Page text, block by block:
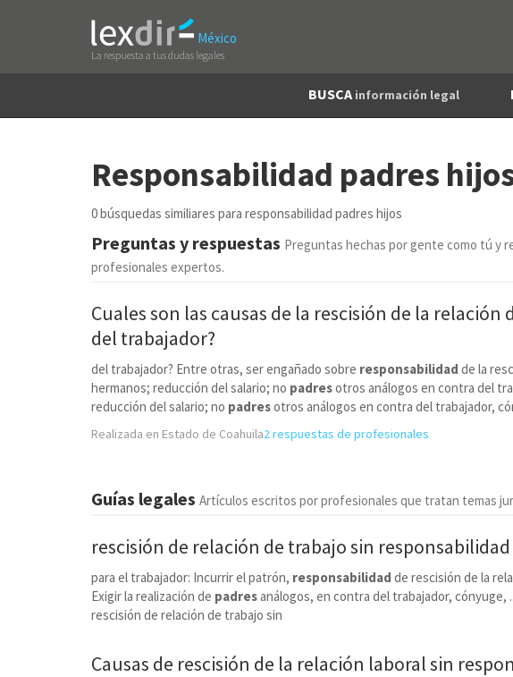
México
La respuesta a tus dudas legales
BUSCA información legal
Responsabilidad padres
0 búsquedas similiares para responsabilidad padres hijos
Preguntas y respuestas Preguntas hechas por gente como tú y
profesionales expertos.
Cuales son las causas de la rescisión de la relación
del trabajador?
del trabajador? Entre otras, ser engañado sobre responsabilidad de la
hermanos; reducción del salario; no padresotros análogos en contra del
reducción del salario; no padresotros análogos en contra del trabajador,
Realizada en Estado de Coahuila2 respuestas de profesionales
Guías legales Artículos escritos por profesionales que tratan temas
rescisión de relación de trabajo sin responsabilidad
para el trabajador: Incurrir el patrón, responsabilidad de rescisión de la
Exigir la realización de padresanálogos, en contra del trabajador, cónyuge,
rescisión de relación de trabajo sin
Causas de rescisión de la relación laboral sin